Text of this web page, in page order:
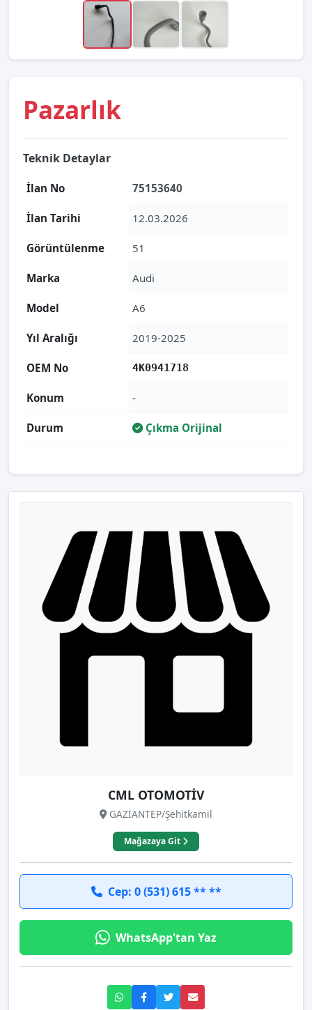
Pazarlık
Teknik Detaylar
İlan No 75153640
İlan Tarihi 12.03.2026
Görüntülenme 51
Marka Audi
Model A6
Yıl Aralığı 2019-2025
OEM No 4K0941718
Konum -
Durum Çıkma Orijinal
CML OTOMOTİV
GAZİANTEP/Şehitkamil
Mağazaya Git
Cep: 0 (531) 615 ** **
WhatsApp'tan Yaz